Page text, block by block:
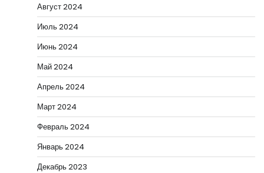
Август 2024
Июль 2024
Июнь 2024
Май 2024
Апрель 2024
Март 2024
Февраль 2024
Январь 2024
Декабрь 2023